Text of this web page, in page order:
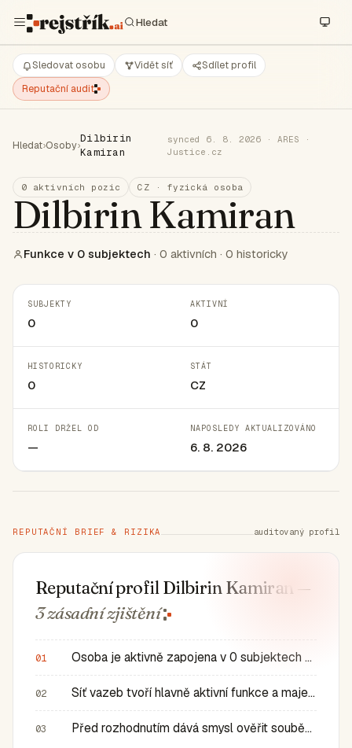
Sledovat osobu Vidět síť
Sdílet profil
Reputační audit
Hledat›Osoby›
Dilbirin
Kamiran
synced 6. 8. 2026 · ARES ·
Justice.cz
0 aktivních pozic CZ · fyzická osoba
Dilbirin Kamiran
Funkce v 0 subjektech · 0 aktivních · 0 historicky
SUBJEKTY
0
AKTIVNÍ
0
HISTORICKY
0
STÁT
CZ
ROLI DRŽEL OD
—
NAPOSLEDY AKTUALIZOVÁNO
6. 8. 2026
REPUTAČNÍ BRIEF & RIZIKA auditovaný profil
Reputační profil Dilbirin Kamiran
—
3 zásadnízjištění
01 Osoba je aktivně zapojena v 0 subjektech a má 0 historic…
02 Síť vazeb tvoří hlavně aktivní funkce a majetkové role v…
03 Před rozhodnutím dává smysl ověřit souběh rolí, historic…